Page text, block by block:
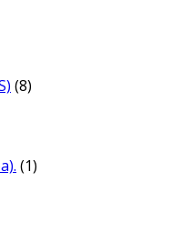
(8)
(1)